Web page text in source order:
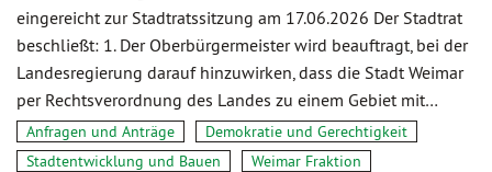
eingereicht zur Stadtratssitzung am 17.06.2026 Der Stadtrat
beschließt: 1. Der Oberbürgermeister wird beauftragt, bei der
Landesregierung darauf hinzuwirken, dass die Stadt Weimar
per Rechtsverordnung des Landes zu einem Gebiet mit…
Anfragen und Anträge
Demokratie und Gerechtigkeit
Stadtentwicklung und Bauen
Weimar Fraktion